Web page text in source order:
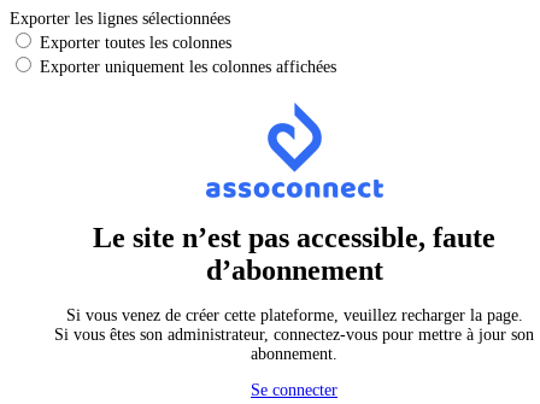
Exporter les lignes sélectionnées
Exporter toutes les colonnes
Exporter uniquement les colonnes affichées
Le site n’est pas accessible, faute
d’abonnement
Si vous venez de créer cette plateforme, veuillez recharger la page.
Si vous êtes son administrateur, connectez-vous pour mettre à jour son
abonnement.
Se connecter